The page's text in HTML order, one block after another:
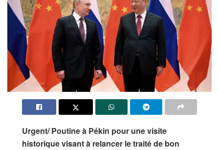
Urgent/ Poutine à Pékin pour une visite
historique visant à relancer le traité de bon